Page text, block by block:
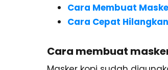
Cara Membuat
Cara Cepat
Cara membuat